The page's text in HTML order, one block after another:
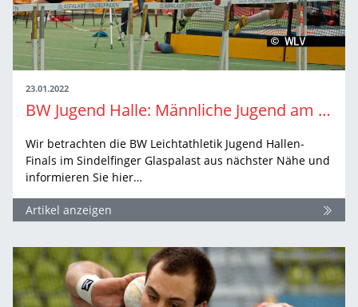
23.01.2022
BW Jugend Halle: Männliche Jugend am Sonntag
Wir betrachten die BW Leichtathletik Jugend Hallen-
Finals im Sindelfinger Glaspalast aus nächster Nähe und
informieren Sie hier…
Artikel anzeigen